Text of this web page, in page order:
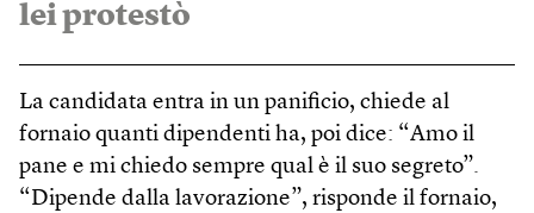
lei protestò
La candidata entra in un panificio, chiede al
fornaio quanti dipendenti ha, poi dice: “Amo il
pane e mi chiedo sempre qual è il suo segreto”.
“Dipende dalla lavorazione”, risponde il fornaio,